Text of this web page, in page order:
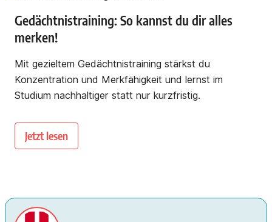
Gedächtnistraining: So kannst du dir alles
merken!
Mit gezieltem Gedächtnistraining stärkst du
Konzentration und Merkfähigkeit und lernst im
Studium nachhaltiger statt nur kurzfristig.
Jetzt lesen